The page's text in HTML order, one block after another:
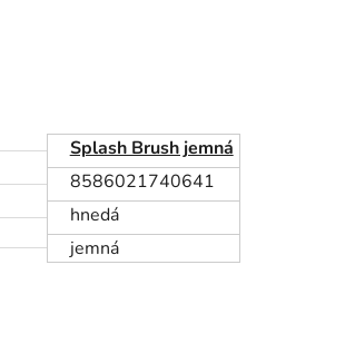
Splash Brush jemná
8586021740641
hnedá
jemná